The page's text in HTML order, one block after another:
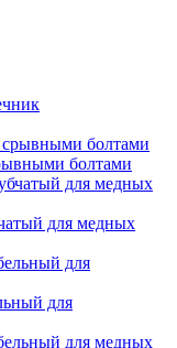
болтами
для медных
для